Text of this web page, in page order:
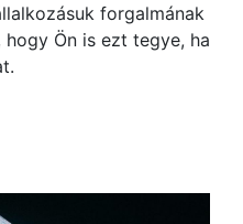
forgalmának
hogy Ön is ezt tegye, ha